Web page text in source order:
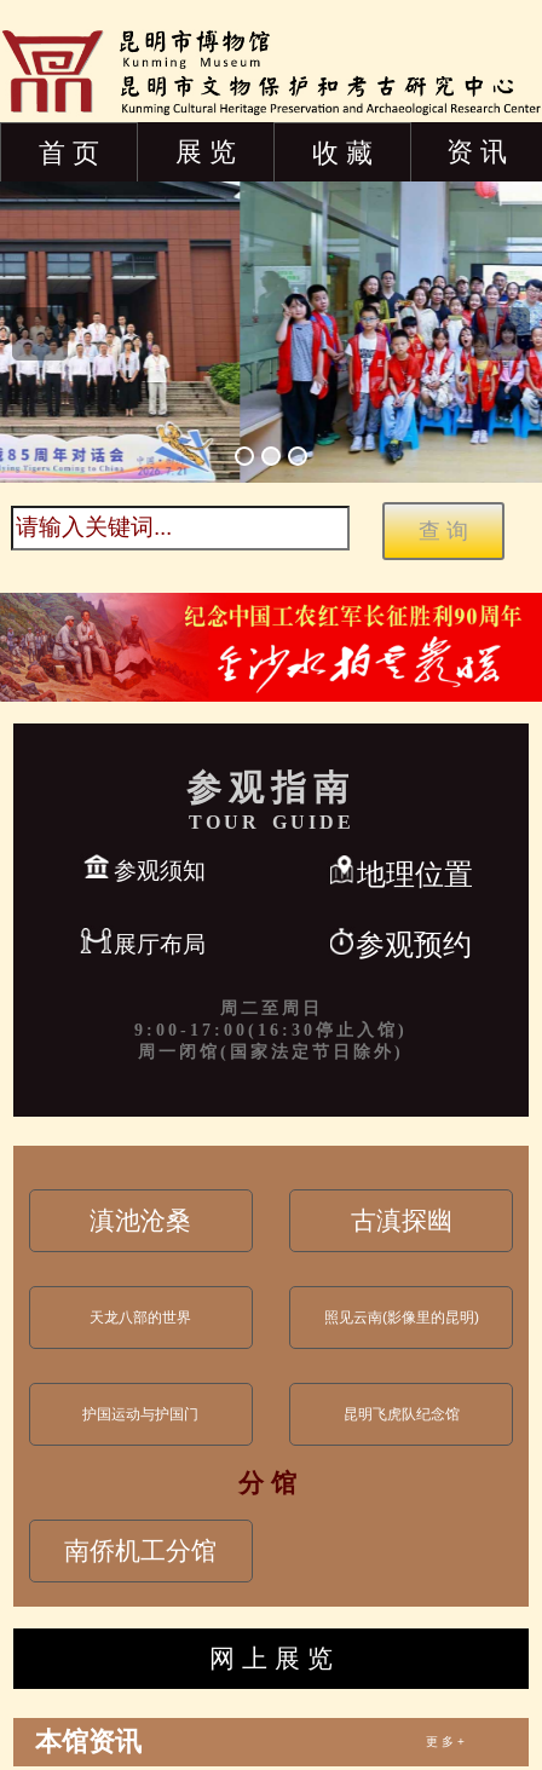
首 页 展 览 收 藏 资 讯
参观指南
TOUR GUIDE
参观须知 地理位置
展厅布局 参观预约
周二至周日
9:00-17:00(16:30停止入馆)
周一闭馆(国家法定节日除外)
滇池沧桑 古滇探幽
天龙八部的世界 照见云南(影像里的昆明)
护国运动与护国门 昆明飞虎队纪念馆
分 馆
南侨机工分馆
网 上 展 览
本馆资讯 更 多 +